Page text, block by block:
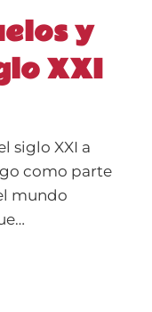
y
XXI
siglo XXI a
como parte
mundo